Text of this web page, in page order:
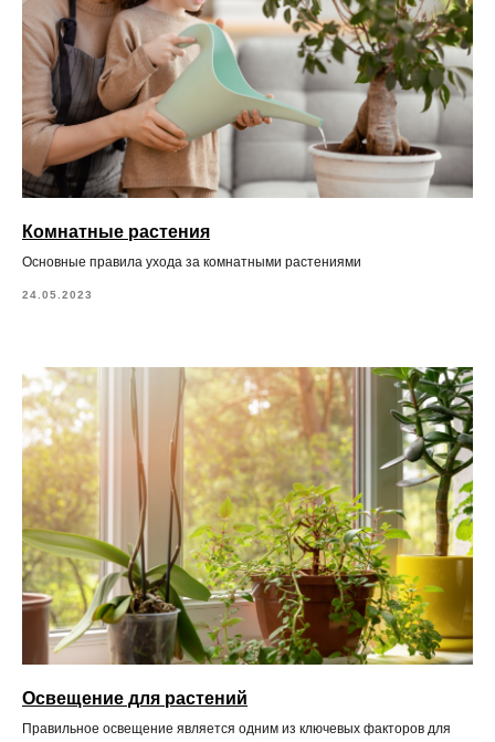
Комнатные растения
Основные правила ухода за комнатными растениями
24.05.2023
Освещение для растений
Правильное освещение является одним из ключевых факторов для